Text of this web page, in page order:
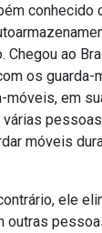
Chegou ao
os guarda-
móveis, em
móveis
ele
outras